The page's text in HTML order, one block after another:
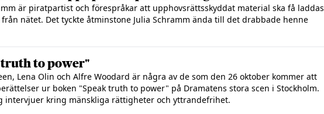
är piratpartist och förespråkar att upphovsrättsskyddat material ska få laddas
nätet. Det tyckte åtminstone Julia Schramm ända till det drabbade henne
truth to power"
Lena Olin och Alfre Woodard är några av de som den 26 oktober kommer att
ur boken "Speak truth to power" på Dramatens stora scen i Stockholm.
intervjuer kring mänskliga rättigheter och yttrandefrihet.